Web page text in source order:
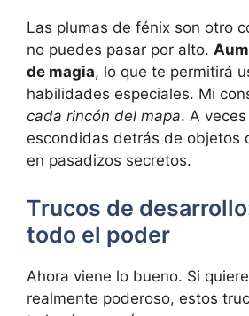
Las plumas de fénix son otro
no puedes pasar por alto.
de magia, lo que te permitirá
habilidades especiales. Mi
cada rincón del mapa. A
escondidas detrás de objetos
en pasadizos secretos.
Trucos de
todo el poder
Ahora viene lo bueno. Si
realmente poderoso, estos